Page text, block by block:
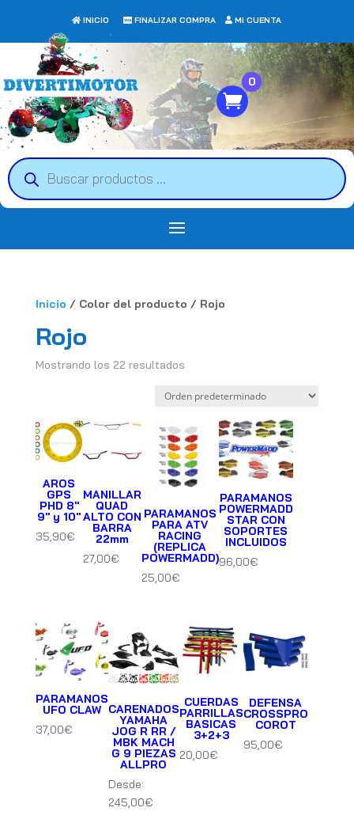
INICIO FINALIZAR COMPRA MI CUENTA
Búsqueda
de
productos
0
Inicio / Color del producto / Rojo
Rojo
Mostrando los 22 resultados
AROS
GPS
PHD 8″
9″ y 10″
35,90€
MANILLAR
QUAD
ALTO CON
BARRA
22mm
27,00€
PARAMANOS
PARA ATV
RACING
(REPLICA
POWERMADD)
25,00€
PARAMANOS
POWERMADD
STAR CON
SOPORTES
INCLUIDOS
96,00€
PARAMANOS
UFO CLAW
37,00€
CARENADOS
YAMAHA
JOG R RR /
MBK MACH
G 9 PIEZAS
ALLPRO
Desde:
245,00€
CUERDAS
PARRILLAS
BASICAS
3+2+3
20,00€
DEFENSA
CROSSPRO
COROT
95,00€